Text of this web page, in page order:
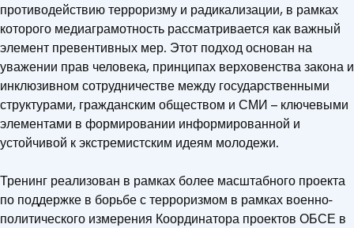
противодействию терроризму и радикализации, в рамках
которого медиаграмотность рассматривается как важный
элемент превентивных мер. Этот подход основан на
уважении прав человека, принципах верховенства закона и
инклюзивном сотрудничестве между государственными
структурами, гражданским обществом и СМИ – ключевыми
элементами в формировании информированной и
устойчивой к экстремистским идеям молодежи.
Тренинг реализован в рамках более масштабного проекта
по поддержке в борьбе с терроризмом в рамках военно-
политического измерения Координатора проектов ОБСЕ в